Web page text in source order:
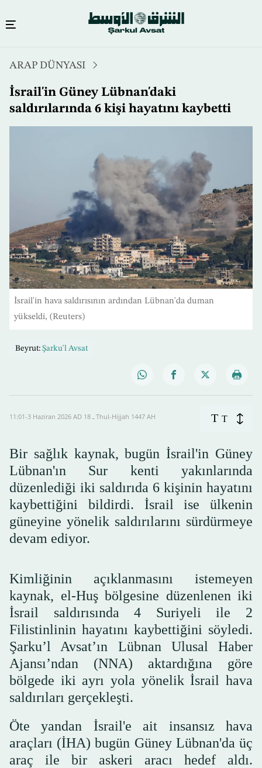
atla
ARAP DÜNYASI
İsrail'in Güney Lübnan'daki
saldırılarında 6 kişi hayatını kaybetti
İsrail'in hava saldırısının ardından Lübnan'da duman
yükseldi, (Reuters)
Beyrut: Şarku'l Avsat
11:01-3 Haziran 2026 AD ـ 18 Thul-Hijjah 1447 AH T T
Bir sağlık kaynak, bugün İsrail'in Güney
Lübnan'ın Sur kenti yakınlarında
düzenlediği iki saldırıda 6 kişinin hayatını
kaybettiğini bildirdi. İsrail ise ülkenin
güneyine yönelik saldırılarını sürdürmeye
devam ediyor.
Kimliğinin açıklanmasını istemeyen
kaynak, el-Huş bölgesine düzenlenen iki
İsrail saldırısında 4 Suriyeli ile 2
Filistinlinin hayatını kaybettiğini söyledi.
Şarku’l Avsat’ın Lübnan Ulusal Haber
Ajansı’ndan (NNA) aktardığına göre
bölgede iki ayrı yola yönelik İsrail hava
saldırıları gerçekleşti.
Öte yandan İsrail'e ait insansız hava
araçları (İHA) bugün Güney Lübnan'da üç
araç ile bir askeri aracı hedef aldı.